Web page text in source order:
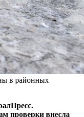
в районных
проверки внесла